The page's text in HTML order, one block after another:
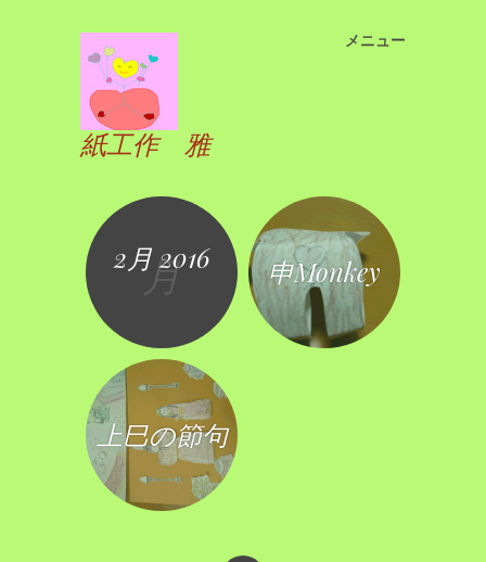
紙工作 雅
メニュー
ン
テ
ン
ツ
ッ
プ
2月 2016
月 申Monkey
上巳の節句